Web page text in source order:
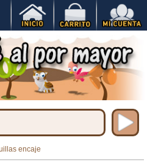
encaje